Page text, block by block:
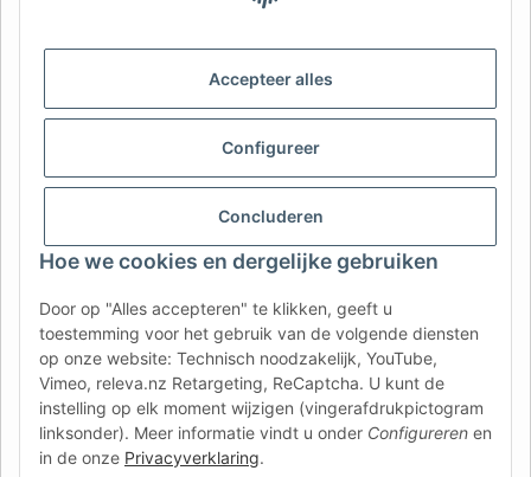
Accepteer alles
Configureer
Concluderen
Hoe we cookies en dergelijke gebruiken
Door op "Alles accepteren" te klikken, geeft u
toestemming voor het gebruik van de volgende diensten
op onze website: Technisch noodzakelijk, YouTube,
Vimeo, releva.nz Retargeting, ReCaptcha. U kunt de
instelling op elk moment wijzigen (vingerafdrukpictogram
linksonder). Meer informatie vindt u onder Configureren en
in de onze Privacyverklaring.
AFATEK België / Belgique
Uw specialist in onderdelen voor aanhangwagens | Votre
Contact:info@afatek.com
REGIO EN TAAL | CHOISIR LA RÉGION ET LA LANGUE
CH (IT) BE (NL) BE (FR) NL
FR IT ES DK PL
UK USA PT
SE FI CZ